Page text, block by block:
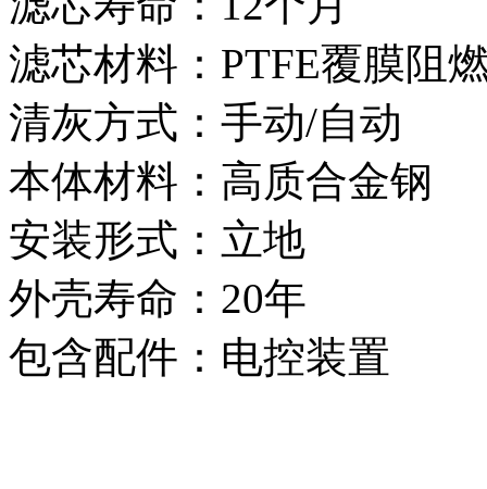
滤芯材料：PTFE覆膜阻
清灰方式：手动/自动
本体材料：高质合金钢
安装形式：立地
外壳寿命：20年
包含配件：电控装置